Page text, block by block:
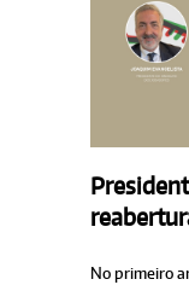
No primeiro